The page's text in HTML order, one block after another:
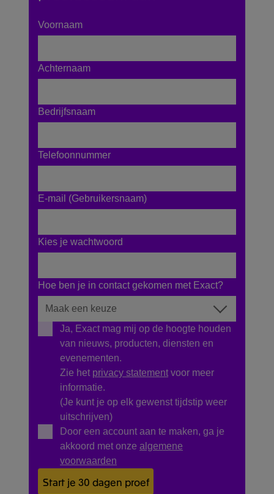
Voornaam
Achternaam
Bedrijfsnaam
Telefoonnummer
E-mail (Gebruikersnaam)
Kies je wachtwoord
Hoe ben je in contact gekomen met Exact?
Ja, Exact mag mij op de hoogte houden
van nieuws, producten, diensten en
evenementen.
Zie het privacy statementvoor meer
informatie.
(Je kunt je op elk gewenst tijdstip weer
uitschrijven)
Door een account aan te maken, ga je
akkoord met onze algemene
voorwaarden
Start je 30 dagen proef